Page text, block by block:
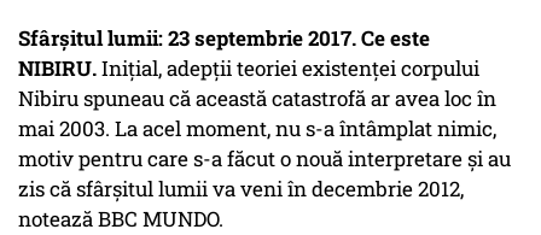
Sfârșitul lumii: 23 septembrie 2017. Ce este
NIBIRU.Inițial, adepții teoriei existenței corpului
Nibiru spuneau că această catastrofă ar avea loc în
mai 2003. La acel moment, nu s-a întâmplat nimic,
motiv pentru care s-a făcut o nouă interpretare și au
zis că sfârșitul lumii va veni în decembrie 2012,
notează BBC MUNDO.